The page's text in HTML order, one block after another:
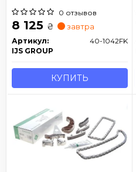
0 отзывов
8 125 ₴ завтра
Артикул:
40-1042FK
IJS GROUP
КУПИТЬ